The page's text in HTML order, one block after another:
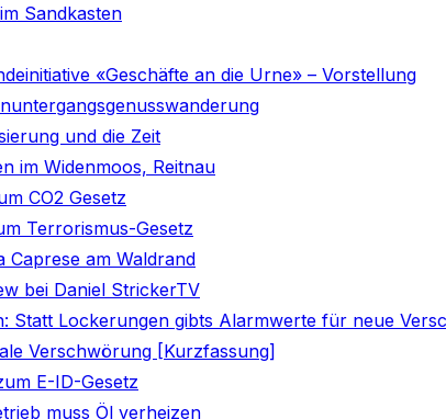
Sandkasten
«Geschäfte an die Urne» – Vorstellung
und die Zeit
im Widenmoos, Reitnau
CO2 Gesetz
Terrorismus-Gesetz
Caprese am Waldrand
bei Daniel StrickerTV
Statt Lockerungen gibts Alarmwerte für neue
Verschwörung [Kurzfassung]
E-ID-Gesetz
muss Öl verheizen